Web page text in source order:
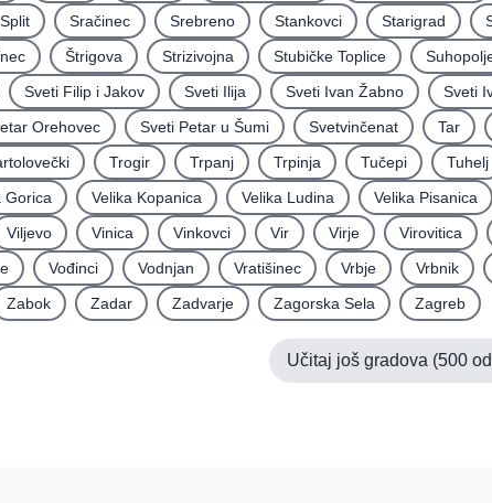
Split Sračinec Srebreno Stankovci Starigrad
Štrigova Strizivojna Stubičke Toplice
Sveti Filip i Jakov Sveti Ilija Sveti Ivan Žabno Sveti
Orehovec Sveti Petar u Šumi Svetvinčenat Tar
Trogir Trpanj Trpinja Tučepi Tuhelj
Gorica Velika Kopanica Velika Ludina Velika Pisanica
Viljevo Vinica Vinkovci Vir Virje Virovitica
Vođinci Vodnjan Vratišinec Vrbje Vrbnik
Zabok Zadar Zadvarje Zagorska Sela Zagreb
Učitaj još gradova (500 od